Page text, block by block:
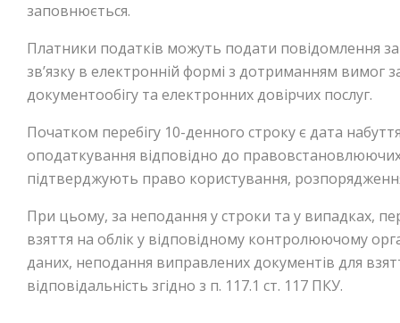
заповнюється.
Платники податків можуть подати повідомлення
зв’язку в електронній формі з дотриманням вимог
документообігу та електронних довірчих послуг.
Початком перебігу 10-денного строку є дата
оподаткування відповідно до
підтверджують право користування,
При цьому, за неподання у строки та у випадках,
взяття на облік у відповідному контролюючому
даних, неподання виправлених документів для
відповідальність згідно з п. 117.1 ст. 117 ПКУ.